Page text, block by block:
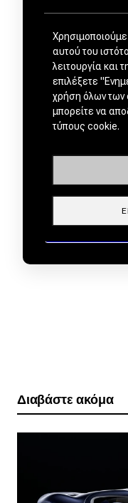
Διαβάστε ακόμα
αυτού του
λειτουργία και
επιλέξετε
χρήση όλων των
μπορείτε να
τύπους cookie.